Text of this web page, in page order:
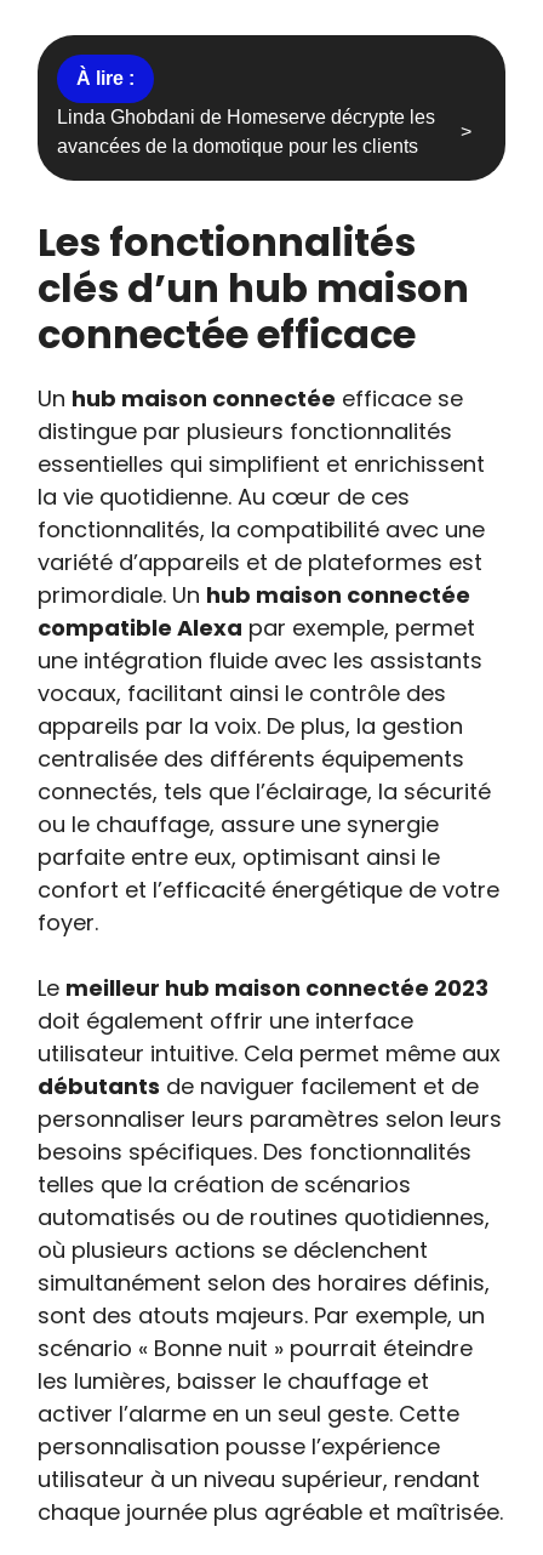
Linda Ghobdani de Homeserve décrypte les
avancées de la domotique pour les clients
Les fonctionnalités
clés d’un hub maison
connectée efficace
Un hub maison connectée efficace se
distingue par plusieurs fonctionnalités
essentielles qui simplifient et enrichissent
la vie quotidienne. Au cœur de ces
fonctionnalités, la compatibilité avec une
variété d’appareils et de plateformes est
primordiale. Un hub maison connectée
compatible Alexa par exemple, permet
une intégration fluide avec les assistants
vocaux, facilitant ainsi le contrôle des
appareils par la voix. De plus, la gestion
centralisée des différents équipements
connectés, tels que l’éclairage, la sécurité
ou le chauffage, assure une synergie
parfaite entre eux, optimisant ainsi le
confort et l’efficacité énergétique de votre
foyer.
Le meilleur hub maison connectée 2023
doit également offrir une interface
utilisateur intuitive. Cela permet même aux
débutants de naviguer facilement et de
personnaliser leurs paramètres selon leurs
besoins spécifiques. Des fonctionnalités
telles que la création de scénarios
automatisés ou de routines quotidiennes,
où plusieurs actions se déclenchent
simultanément selon des horaires définis,
sont des atouts majeurs. Par exemple, un
scénario « Bonne nuit » pourrait éteindre
les lumières, baisser le chauffage et
activer l’alarme en un seul geste. Cette
personnalisation pousse l’expérience
utilisateur à un niveau supérieur, rendant
chaque journée plus agréable et maîtrisée.